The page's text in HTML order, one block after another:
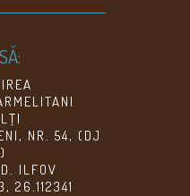
NR. 54, (DJ
ILFOV
26.112341